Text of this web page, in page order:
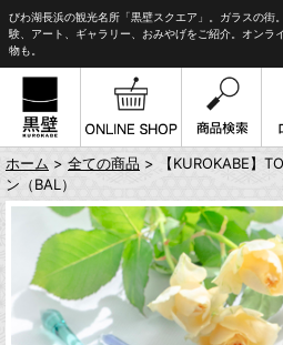
びわ湖長浜の観光名所「黒壁スクエア」。ガラスの街
験、アート、ギャラリー、おみやげをご紹介。オンラ
物も。
ホーム > 全ての商品 > 【KUROKABE】
ン（BAL）